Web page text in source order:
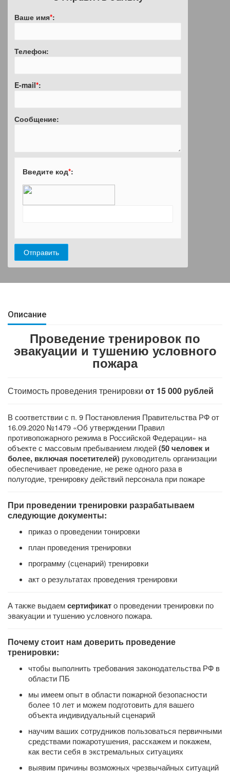
Ваше имя*:
Телефон:
E-mail*:
Сообщение:
Введите код*:
Описание
Проведение тренировок по
эвакуации и тушению условного
пожара
Стоимость проведения тренировки от 15 000 рублей
В соответствии с п. 9 Постановления Правительства РФ от
16.09.2020 №1479 «Об утверждении Правил
противопожарного режима в Российской Федерации» на
объекте с массовым пребыванием людей(50 человек и
более, включая посетителей) руководитель организации
обеспечивает проведение, не реже одного раза в
полугодие, тренировку действий персонала при пожаре
При проведении тренировки разрабатываем
следующие документы:
приказ о проведении тонировки
план проведения тренировки
программу (сценарий) тренировки
акт о результатах проведения тренировки
А также выдаемсертификато проведении тренировки по
эвакуации и тушению условного пожара.
Почему стоит нам доверить проведение
тренировки:
чтобы выполнить требования законодательства РФ в
области ПБ
мы имеем опыт в области пожарной безопасности
более 10 лет и можем подготовить для вашего
объекта индивидуальный сценарий
научим ваших сотрудников пользоваться первичными
средствами пожаротушения, расскажем и покажем,
как вести себя в экстремальных ситуациях
выявим причины возможных чрезвычайных ситуаций